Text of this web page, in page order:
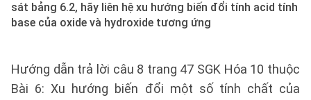
sát bảng 6.2, hãy liên hệ xu hướng biến đổi tính acid tính
base của oxide và hydroxide tương ứng
Hướng dẫn trả lời câu 8 trang 47 SGK Hóa 10 thuộc
Bài 6: Xu hướng biến đổi một số tính chất của